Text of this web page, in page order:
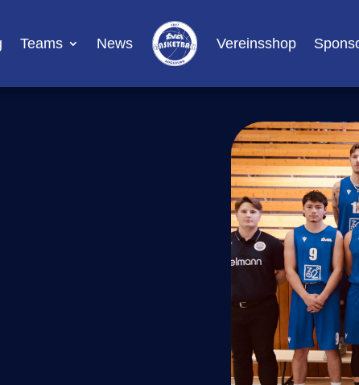
Teams News Vereinsshop